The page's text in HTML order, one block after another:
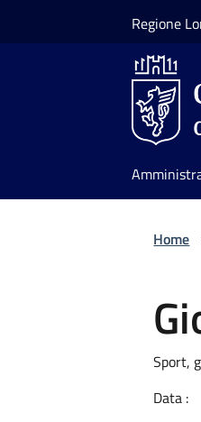
Regione
Home
Sport,
Data :